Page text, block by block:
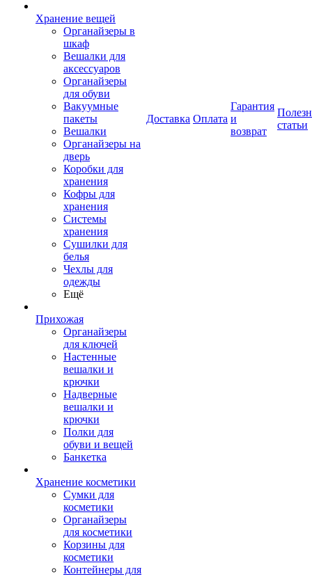
Хранение вещей
Органайзеры в
шкаф
Вешалки для
аксессуаров
Органайзеры
для обуви
Вакуумные
пакеты
Вешалки
Органайзеры на
дверь
Коробки для
хранения
Кофры для
хранения
Системы
хранения
Сушилки для
белья
Чехлы для
одежды
Ещё
Прихожая
Органайзеры
для ключей
Настенные
вешалки и
крючки
Надверные
вешалки и
крючки
Полки для
обуви и вещей
Банкетка
Хранение косметики
Сумки для
косметики
Органайзеры
для косметики
Корзины для
косметики
Контейнеры для
Доставка Оплата
Гарантия
и
возврат
статьи